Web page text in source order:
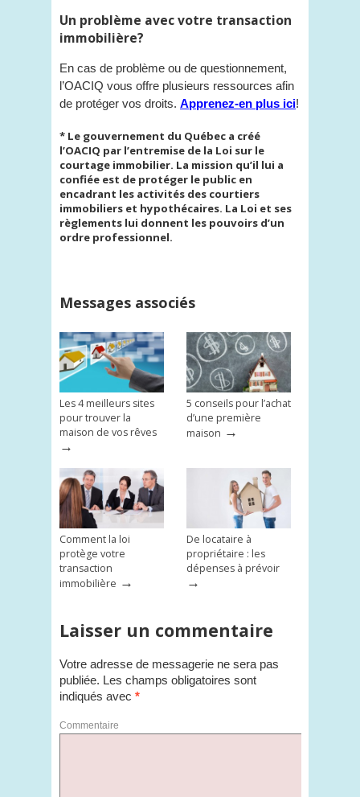
Un problème avec votre transaction
immobilière?
En cas de problème ou de questionnement,
l’OACIQ vous offre plusieurs ressources afin
de protéger vos droits. Apprenez-en plus ici!
* Le gouvernement du Québec a créé
l’OACIQ par l’entremise de la Loi sur le
courtage immobilier. La mission qu’il lui a
confiée est de protéger le public en
encadrant les activités des courtiers
immobiliers et hypothécaires. La Loi et ses
règlements lui donnent les pouvoirs d’un
ordre professionnel.
Messages associés
Les 4 meilleurs sites
pour trouver la
maison de vos rêves
→
5 conseils pour l’achat
d’une première
maison →
Comment la loi
protège votre
transaction
immobilière →
De locataire à
propriétaire : les
dépenses à prévoir
→
Laisser un commentaire
Votre adresse de messagerie ne sera pas
publiée. Les champs obligatoires sont
indiqués avec *
Commentaire